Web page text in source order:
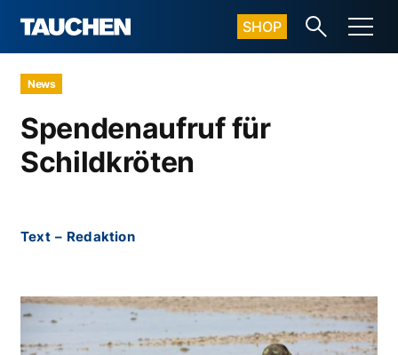
SHOP
News
Spendenaufruf für
Schildkröten
Text – Redaktion